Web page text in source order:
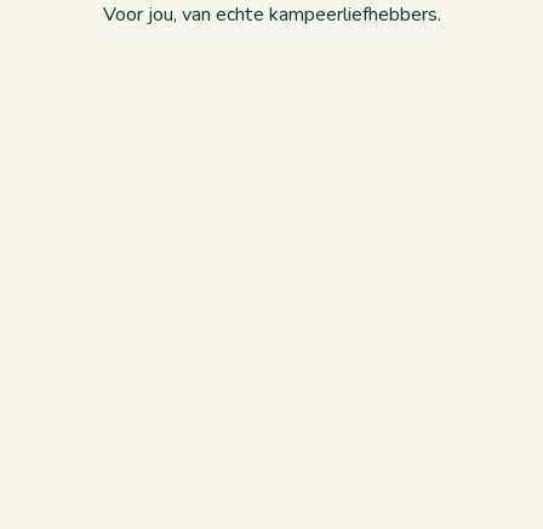
Voor jou, van echte kampeerliefhebbers.